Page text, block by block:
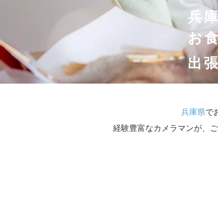
兵
お
出
兵庫県で
経験豊富なカメラマンが、